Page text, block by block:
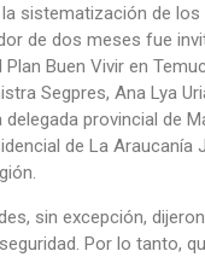
sistematización de
de dos meses fue
Buen Vivir en
Segpres, Ana Lya
delegada provincial de
de La Araucanía
sin excepción,
Por lo tanto,